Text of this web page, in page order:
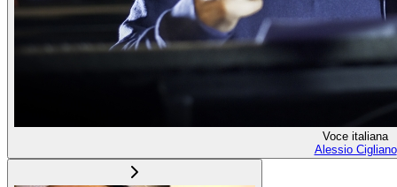
Voce italiana
Alessio Cigliano